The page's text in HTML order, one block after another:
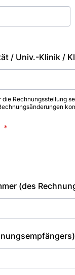
/ Univ.-Klinik /
Rechnungsstellung
*
(des